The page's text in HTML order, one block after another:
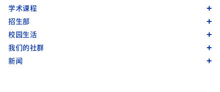
学术课程
招生部
校园生活
我们的社群
新闻